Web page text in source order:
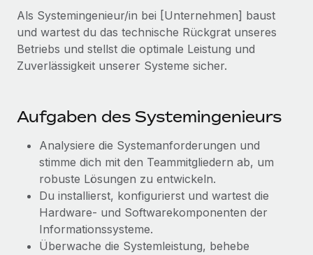
Gründung von Niederlassungen
Schnelle, rechtssichere Gründung von
Mobilität und Relocation
Benefits
Revolution des Enterprise Contractor
Managements – die Erfolgsgeschichte einer
globalen Content-Agentur mit Remote
Auf einen Blick Erfahre mehr über die unglaubliche
Steuern
Den Blog erkunden
Neues zu Remote-Produkten: Integration mit
Gusto und Zero und Contractor Management
Plus
Auch im neuen Jahr wollen wir bei Remote Unternehmen
aller Größen dabei unterstützen, die beste...
Mehr erfahren
Als Systemingenieur/in bei [Unternehmen] baust
und wartest du das technische Rückgrat unseres
Betriebs und stellst die optimale Leistung und
Zuverlässigkeit unserer Systeme sicher.
Aufgaben des Systemingenieurs
Analysiere die Systemanforderungen und
stimme dich mit den Teammitgliedern ab, um
robuste Lösungen zu entwickeln.
Du installierst, konfigurierst und wartest die
Hardware- und Softwarekomponenten der
Informationssysteme.
Überwache die Systemleistung, behebe